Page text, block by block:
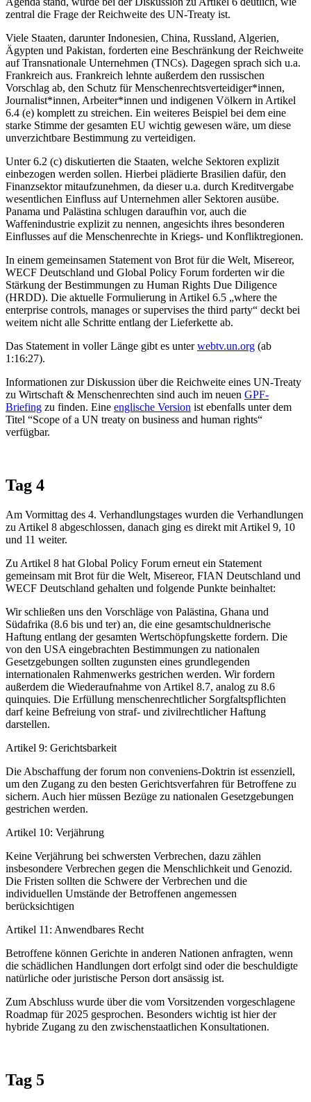
zentral die Frage der Reichweite des UN-Treaty ist.
Viele Staaten, darunter Indonesien, China, Russland, Algerien,
Ägypten und Pakistan, forderten eine Beschränkung der Reichweite
auf Transnationale Unternehmen (TNCs). Dagegen sprach sich u.a.
Frankreich aus. Frankreich lehnte außerdem den russischen
Vorschlag ab, den Schutz für Menschenrechtsverteidiger*innen,
Journalist*innen, Arbeiter*innen und indigenen Völkern in Artikel
6.4 (e) komplett zu streichen. Ein weiteres Beispiel bei dem eine
starke Stimme der gesamten EU wichtig gewesen wäre, um diese
unverzichtbare Bestimmung zu verteidigen.
Unter 6.2 (c) diskutierten die Staaten, welche Sektoren explizit
einbezogen werden sollen. Hierbei plädierte Brasilien dafür, den
Finanzsektor mitaufzunehmen, da dieser u.a. durch Kreditvergabe
wesentlichen Einfluss auf Unternehmen aller Sektoren ausübe.
Panama und Palästina schlugen daraufhin vor, auch die
Waffenindustrie explizit zu nennen, angesichts ihres besonderen
Einflusses auf die Menschenrechte in Kriegs- und Konfliktregionen.
In einem gemeinsamen Statement von Brot für die Welt, Misereor,
WECF Deutschland und Global Policy Forum forderten wir die
Stärkung der Bestimmungen zu Human Rights Due Diligence
(HRDD). Die aktuelle Formulierung in Artikel 6.5 „where the
enterprise controls, manages or supervises the third party“ deckt bei
weitem nicht alle Schritte entlang der Lieferkette ab.
Das Statement in voller Länge gibt es unterwebtv.un.org (ab
1:16:27).
Informationen zur Diskussion über die Reichweite eines UN-Treaty
zu Wirtschaft & Menschenrechten sind auch im neuen GPF-
Briefing zu finden. Eine englische Version ist ebenfalls unter dem
Titel “Scope of a UN treaty on business and human rights“
verfügbar.
Tag 4
Am Vormittag des 4. Verhandlungstages wurden die Verhandlungen
zu Artikel 8 abgeschlossen, danach ging es direkt mit Artikel 9, 10
und 11 weiter.
Zu Artikel 8 hat Global Policy Forum erneut ein Statement
gemeinsam mit Brot für die Welt, Misereor, FIAN Deutschland und
WECF Deutschland gehalten und folgende Punkte beinhaltet:
Wir schließen uns den Vorschläge von Palästina, Ghana und
Südafrika (8.6 bis und ter) an, die eine gesamtschuldnerische
Haftung entlang der gesamten Wertschöpfungskette fordern. Die
von den USA eingebrachten Bestimmungen zu nationalen
Gesetzgebungen sollten zugunsten eines grundlegenden
internationalen Rahmenwerks gestrichen werden. Wir fordern
außerdem die Wiederaufnahme von Artikel 8.7, analog zu 8.6
quinquies. Die Erfüllung menschenrechtlicher Sorgfaltspflichten
darf keine Befreiung von straf- und zivilrechtlicher Haftung
darstellen.
Artikel 9: Gerichtsbarkeit
Die Abschaffung der forum non conveniens-Doktrin ist essenziell,
um den Zugang zu den besten Gerichtsverfahren für Betroffene zu
sichern. Auch hier müssen Bezüge zu nationalen Gesetzgebungen
gestrichen werden.
Artikel 10: Verjährung
Keine Verjährung bei schwersten Verbrechen, dazu zählen
insbesondere Verbrechen gegen die Menschlichkeit und Genozid.
Die Fristen sollten die Schwere der Verbrechen und die
individuellen Umstände der Betroffenen angemessen
berücksichtigen
Artikel 11: Anwendbares Recht
Betroffene können Gerichte in anderen Nationen anfragten, wenn
die schädlichen Handlungen dort erfolgt sind oder die beschuldigte
natürliche oder juristische Person dort ansässig ist.
Zum Abschluss wurde über die vom Vorsitzenden vorgeschlagene
Roadmap für 2025 gesprochen. Besonders wichtig ist hier der
hybride Zugang zu den zwischenstaatlichen Konsultationen.
Tag 5